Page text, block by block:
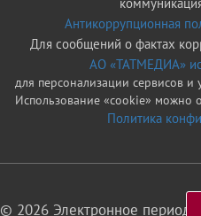
Антикоррупционная
Для сообщений о фактах
АО «ТАТМЕДИА»
для персонализации сервисов и
Использование «cookie» можно
Политика
© 2026 Электронное